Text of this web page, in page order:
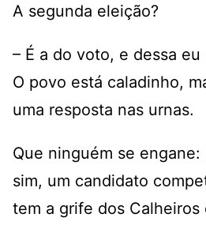
A segunda eleição?
– É a do voto, e dessa
O povo está caladinho,
uma resposta nas urnas.
Que ninguém se engane:
sim, um candidato
tem a grife dos Calheiros